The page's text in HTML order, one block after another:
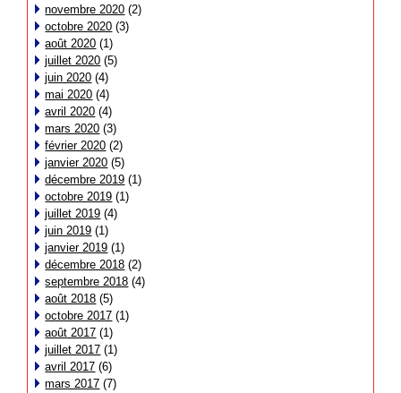
novembre 2020 (2)
octobre 2020 (3)
août 2020 (1)
juillet 2020 (5)
juin 2020 (4)
mai 2020 (4)
avril 2020 (4)
mars 2020 (3)
février 2020 (2)
janvier 2020 (5)
décembre 2019 (1)
octobre 2019 (1)
juillet 2019 (4)
juin 2019 (1)
janvier 2019 (1)
décembre 2018 (2)
septembre 2018 (4)
août 2018 (5)
octobre 2017 (1)
août 2017 (1)
juillet 2017 (1)
avril 2017 (6)
mars 2017 (7)